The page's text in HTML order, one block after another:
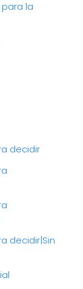
la
decidir
decidir|Sin